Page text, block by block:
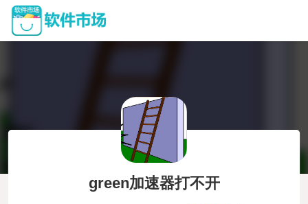
green加速器打不开